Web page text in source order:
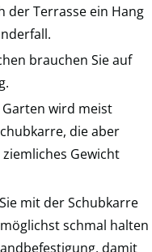
der Terrasse ein Hang
brauchen Sie auf
wird meist
die aber
Gewicht
mit der Schubkarre
schmal halten
damit